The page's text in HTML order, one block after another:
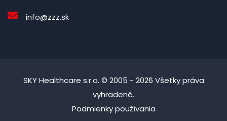
info@zzz.sk
SKY Healthcare s.r.o. © 2005 - 2026 Všetky práva
vyhradené.
Podmienky používania